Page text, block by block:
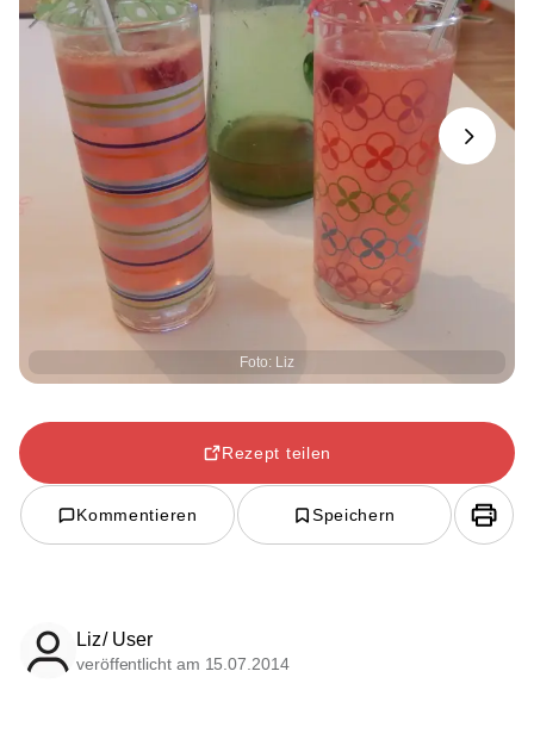
Foto: Liz
Next
Rezept teilen
Kommentieren Speichern
Liz/ User
veröffentlicht am 15.07.2014